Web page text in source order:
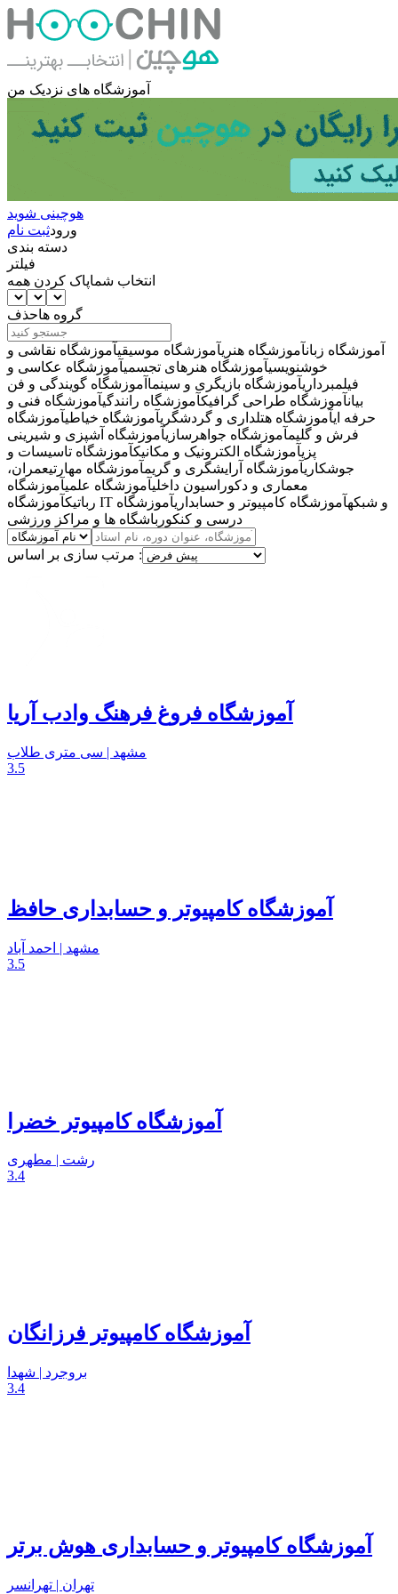
آموزشگاه های نزدیک من
هوچینی شوید
ورودثبت نام
دسته بندی
فیلتر
انتخاب شماپاک کردن همه
گروه هاحذف
آموزشگاه زبانآموزشگاه هنریآموزشگاه موسیقیآموزشگاه نقاشی و
خوشنویسیآموزشگاه هنرهای تجسمیآموزشگاه عکاسی و
فیلمبرداریآموزشگاه بازیگری و سینما آموزشگاه گویندگی و فن
بیانآموزشگاه طراحی گرافیکآموزشگاه رانندگیآموزشگاه فنی و
حرفه ایآموزشگاه هتلداری و گردشگریآموزشگاه خیاطیآموزشگاه
فرش و گلیمآموزشگاه جواهرسازیآموزشگاه آشپزی و شیرینی
پزیآموزشگاه الکترونیک و مکانیکآموزشگاه تاسیسات و
جوشکاریآموزشگاه آرایشگری و گریمآموزشگاه مهارتیعمران،
معماری و دکوراسیون داخلیآموزشگاه علمیآموزشگاه
رباتیک
آموزشگاه IT و شبکهآموزشگاه کامپیوتر و حسابداریآموزشگاه
درسی و کنکور باشگاه ها و مراکز ورزشی
مرتب سازی بر اساس :
آموزشگاه فروغ فرهنگ وادب آریا
مشهد | سی متری طلاب
3.5
آموزشگاه کامپیوتر و حسابداری حافظ
مشهد | احمد آباد
3.5
آموزشگاه کامپیوتر خضرا
رشت | مطهری
3.4
آموزشگاه کامپیوتر فرزانگان
بروجرد | شهدا
3.4
آموزشگاه کامپیوتر و حسابداری هوش برتر
تهران | تهرانسر